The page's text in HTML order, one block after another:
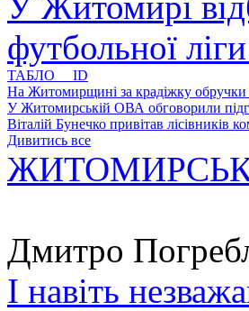
футбольної
ТАБЛО ID
На Житомирщині за крадіжку обручки
У Житомирській ОВА обговорили
Віталій Бунечко привітав
Дивитись все
Дмитро
І навіть